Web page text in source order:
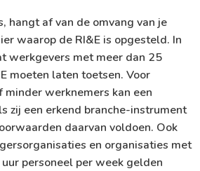
hangt af van de omvang van je
waarop de RI&E is opgesteld. In
werkgevers met meer dan 25
moeten laten toetsen. Voor
werknemers kan een
zij een erkend branche-instrument
daarvan voldoen. Ook
en organisaties met
personeel per week gelden